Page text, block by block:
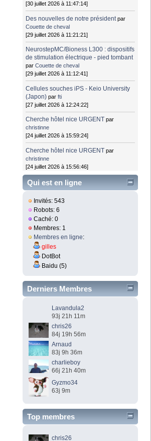
[30 juillet 2026 à 11:47:14]
Des nouvelles de notre président par
Couette de cheval
[29 juillet 2026 à 11:21:21]
NeurostepMC/Bioness L300 : dispositifs
de stimulation électrique - pied tombant
parCouette de cheval
[29 juillet 2026 à 11:12:41]
Cellules souches iPS - Keio University
(Japon) parfti
[27 juillet 2026 à 12:24:22]
Cherche hôtel nice URGENT par
christinne
[24 juillet 2026 à 15:59:24]
Cherche hôtel nice URGENT par
christinne
[24 juillet 2026 à 15:56:46]
Qui est en ligne
Invités: 543
Robots: 6
Caché: 0
Membres: 1
Membres en ligne:
gilles
DotBot
Baidu (5)
Derniers Membres
Lavandula2
93j 21h 11m
chris26
84j 19h 56m
Arnaud
83j 9h 36m
charlieboy
66j 21h 40m
Gyzmo34
63j 9m
Top membres
chris26